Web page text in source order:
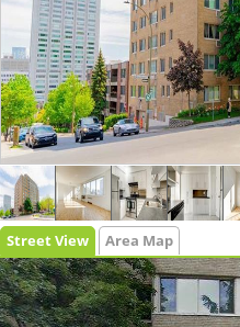
Street View Area Map